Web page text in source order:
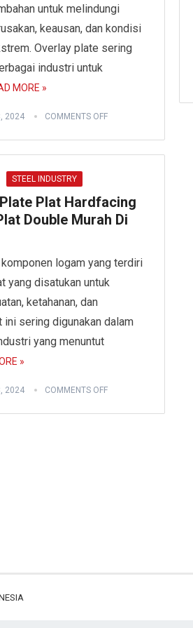
untuk melindungi
keausan, dan kondisi
Overlay plate sering
industri untuk
MORE »
2024 COMMENTS OFF
STEEL INDUSTRY
Plat Hardfacing
Double Murah Di
logam yang terdiri
yang disatukan untuk
ketahanan, dan
sering digunakan dalam
yang menuntut
»
2024 COMMENTS OFF